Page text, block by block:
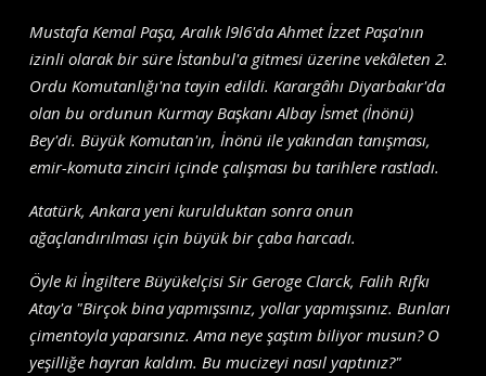
Mustafa Kemal Paşa, Aralık l9l6'da Ahmet İzzet Paşa'nın
izinli olarak bir süre İstanbul'a gitmesi üzerine vekâleten 2.
Ordu Komutanlığı'na tayin edildi. Karargâhı Diyarbakır'da
olan bu ordunun Kurmay Başkanı Albay İsmet (İnönü)
Bey'di. Büyük Komutan'ın, İnönü ile yakından tanışması,
emir-komuta zinciri içinde çalışması bu tarihlere rastladı.
Atatürk, Ankara yeni kurulduktan sonra onun
ağaçlandırılması için büyük bir çaba harcadı.
Öyle ki İngiltere Büyükelçisi Sir Geroge Clarck, Falih Rıfkı
Atay'a "Birçok bina yapmışsınız, yollar yapmışsınız. Bunları
çimentoyla yaparsınız. Ama neye şaştım biliyor musun? O
yeşilliğe hayran kaldım. Bu mucizeyi nasıl yaptınız?"